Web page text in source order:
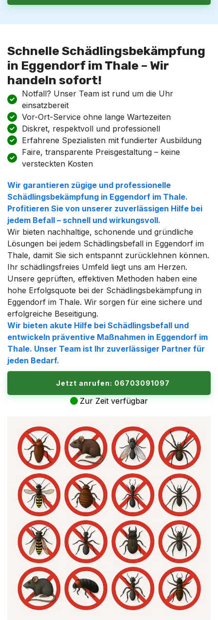
Schnelle Schädlingsbekämpfung
in Eggendorf im Thale – Wir
handeln sofort!
Notfall? Unser Team ist rund um die Uhr
einsatzbereit
Vor-Ort-Service ohne lange Wartezeiten
Diskret, respektvoll und professionell
Erfahrene Spezialisten mit fundierter Ausbildung
Faire, transparente Preisgestaltung – keine
versteckten Kosten
Wir garantieren zügige und professionelle
Schädlingsbekämpfung in Eggendorf im Thale.
Profitieren Sie von unserer zuverlässigen Hilfe bei
jedem Befall – schnell und wirkungsvoll.
Wir bieten nachhaltige, schonende und gründliche
Lösungen bei jedem Schädlingsbefall in Eggendorf im
Thale, damit Sie sich entspannt zurücklehnen können.
Ihr schädlingsfreies Umfeld liegt uns am Herzen.
Unsere geprüften, effektiven Methoden haben eine
hohe Erfolgsquote bei der Schädlingsbekämpfung in
Eggendorf im Thale. Wir sorgen für eine sichere und
erfolgreiche Beseitigung.
Wir bieten akute Hilfe bei Schädlingsbefall und
entwickeln präventive Maßnahmen in Eggendorf im
Thale. Unser Team ist Ihr zuverlässiger Partner für
jeden Bedarf.
Jetzt anrufen: 06703091097
Zur Zeit verfügbar